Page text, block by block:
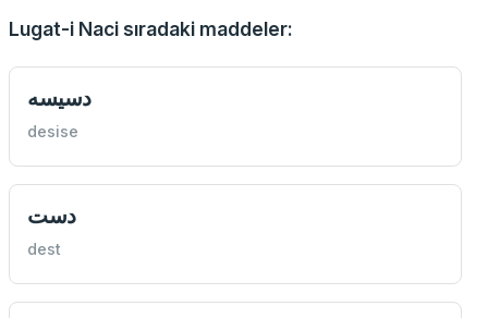
Lugat-i Naci sıradaki maddeler:
دسيسه
desise
دست
dest